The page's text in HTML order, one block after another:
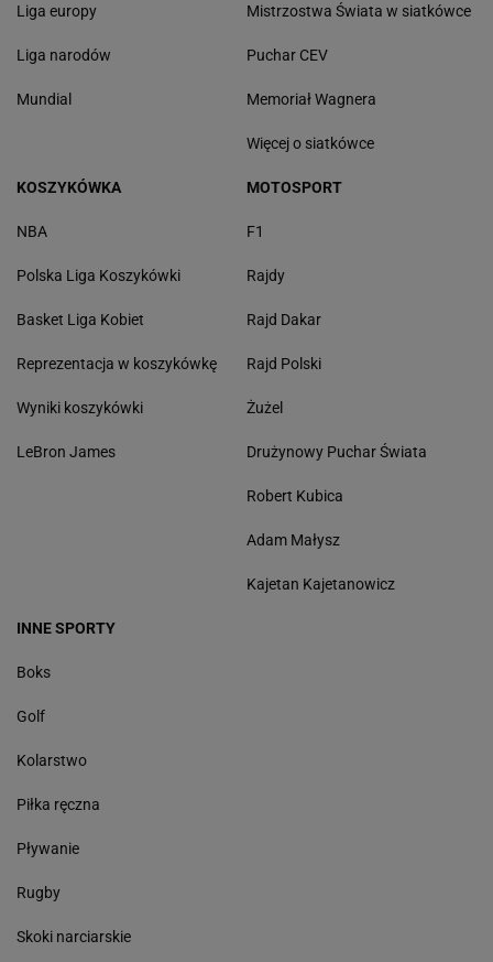
Liga europy
Liga narodów
Mundial
Mistrzostwa Świata w siatkówce
Puchar CEV
Memoriał Wagnera
Więcej o siatkówce
KOSZYKÓWKA
NBA
Polska Liga Koszykówki
Basket Liga Kobiet
Reprezentacja w koszykówkę
Wyniki koszykówki
LeBron James
MOTOSPORT
F1
Rajdy
Rajd Dakar
Rajd Polski
Żużel
Drużynowy Puchar Świata
Robert Kubica
Adam Małysz
Kajetan Kajetanowicz
INNE SPORTY
Boks
Golf
Kolarstwo
Piłka ręczna
Pływanie
Rugby
Skoki narciarskie